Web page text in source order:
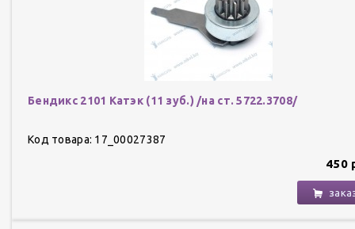
Бендикс 2101 Катэк (11 зуб.) /на ст. 5722.3708/
Код товара: 17_00027387
450